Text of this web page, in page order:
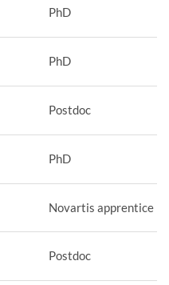
PhD
PhD
Postdoc
PhD
Novartis apprentice
Postdoc